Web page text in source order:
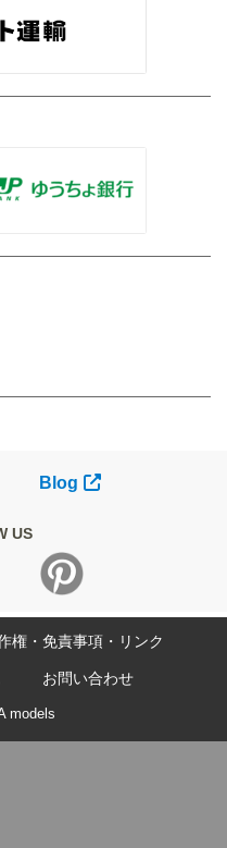
Blog
US
権・免責事項・リンク
お問い合わせ
models